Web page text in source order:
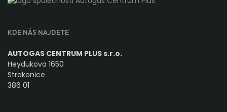
KDE NÁS NAJDETE
AUTOGAS CENTRUM PLUS s.r.o.
Heydukova 1650
Strakonice
386 01